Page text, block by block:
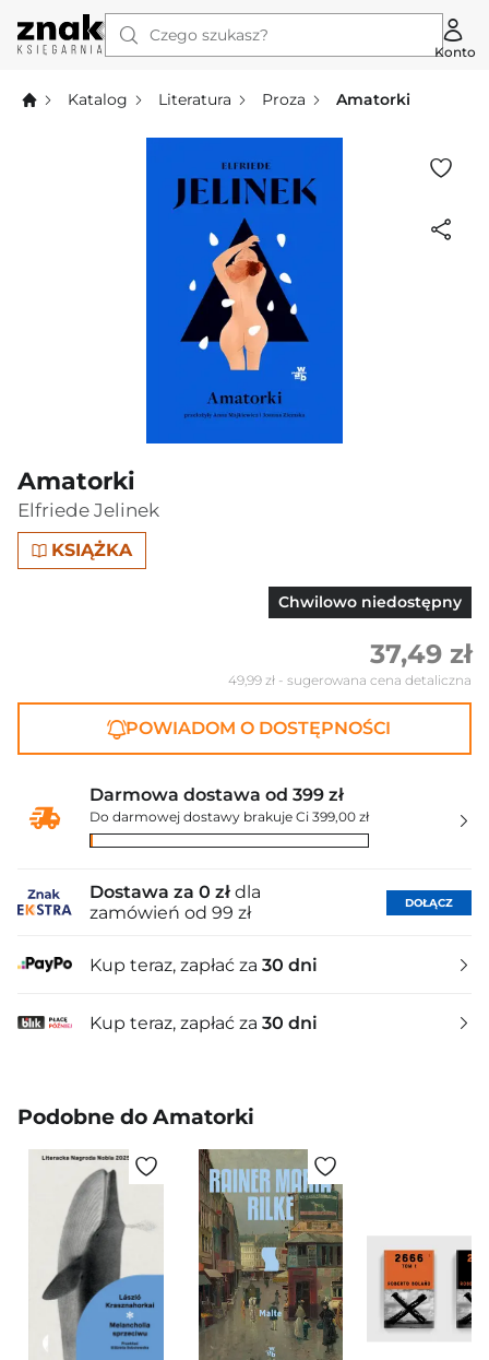
Czego szukasz?
Konto
Katalog Literatura Proza Amatorki
Amatorki
Elfriede Jelinek
KSIĄŻKA
Chwilowo niedostępny
37,49 zł
49,99 zł - sugerowana cena detaliczna
POWIADOM O DOSTĘPNOŚCI
Darmowa dostawa od 399 zł
Do darmowej dostawy brakuje Ci 399,00 zł
Dostawa za 0 zł dla
zamówień od 99 zł
DOŁĄCZ
Kup teraz, zapłać za 30 dni
Kup teraz, zapłać za 30 dni
Podobne do Amatorki